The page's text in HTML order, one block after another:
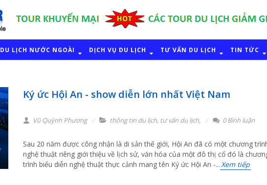
DU LỊCH NƯỚC NGOÀI DỊCH VỤ DU LỊCH TƯ VẤN DU LỊCH TIN TỨC
Ký ức Hội An - show diễn lớn nhất Việt Nam
Vũ Quỳnh Phương thông tin du lịch, tư vấn du lịch, 0 Bình luận
Sau 20 năm được công nhận là di sản thế giới, Hội An đã có một chương
nghệ thuật riêng giới thiệu về lịch sử, văn hóa của một đô thị cổ đó là
trình biểu diễn nghệ thuật thực cảnh mang tên Ký ức Hội An -...Xem tiếp